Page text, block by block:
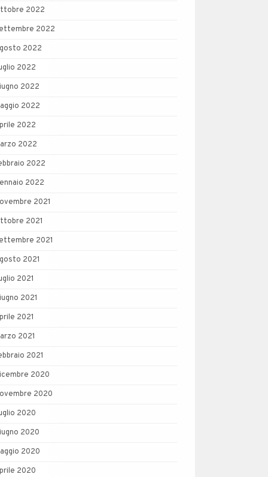
2022
2022
2022
2022
2022
2022
2022
2022
2022
2022
2021
2021
2021
2021
2021
2021
2021
2021
2021
2020
2020
2020
2020
2020
2020